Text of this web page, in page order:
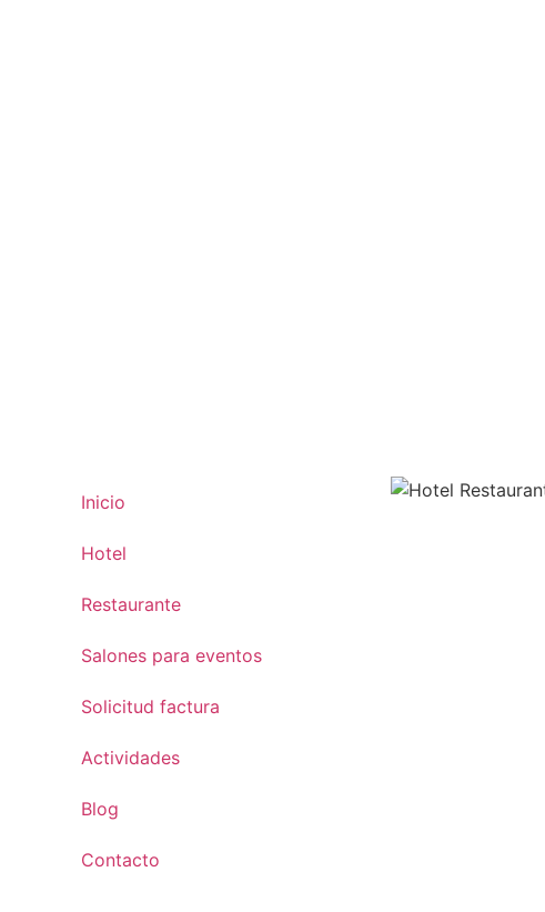
Inicio
Hotel
Restaurante
Salones para eventos
Solicitud factura
Actividades
Blog
Contacto